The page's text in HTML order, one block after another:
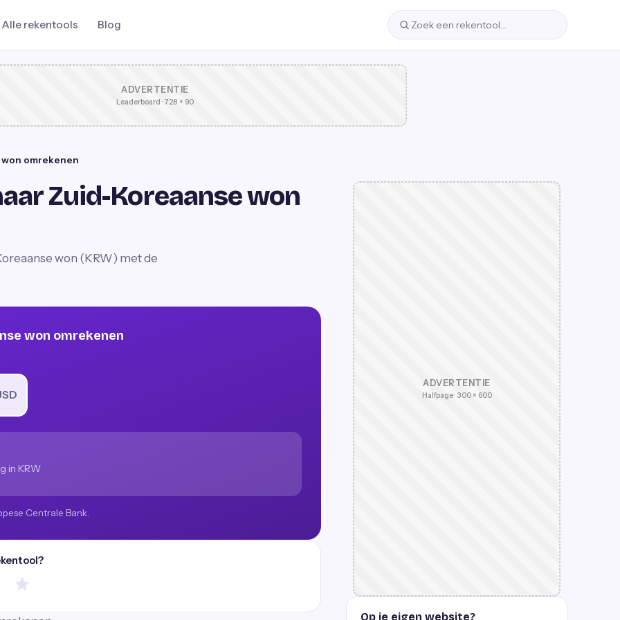
Alle rekentools Blog
ADVERTENTIE
Leaderboard · 728 × 90
omrekenen
Zuid-Koreaanse won
won (KRW) met de
won omrekenen
in KRW
Centrale Bank.
ADVERTENTIE
Halfpage · 300 × 600
Op je eigen website?